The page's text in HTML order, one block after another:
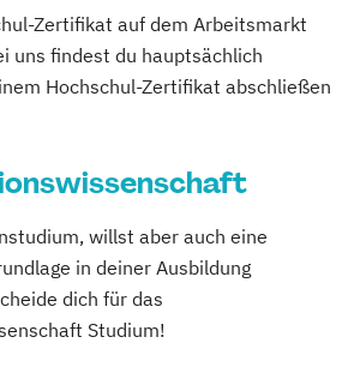
Manager*in
Umwelttechnik
A1
B2
Purposes B1
Purposes B2
Purposes C1
Zertifikat auf dem Arbeitsmarkt
uns findest du hauptsächlich
Hochschul-Zertifikat abschließen
willst aber auch eine
in deiner Ausbildung
dich für das
Studium!